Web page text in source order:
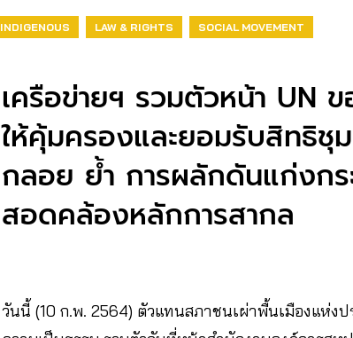
INDIGENOUS LAW & RIGHTS SOCIAL MOVEMENT
เครือข่ายฯ รวมตัวหน้า UN
ให้คุ้มครองและยอมรับสิทธิชุ
กลอย ย้ำ การผลักดันแก่งก
สอดคล้องหลักการสากล
วันนี้ (10 ก.พ. 2564) ตัวแทนสภาชนเผ่าพื้นเมืองแห่ง